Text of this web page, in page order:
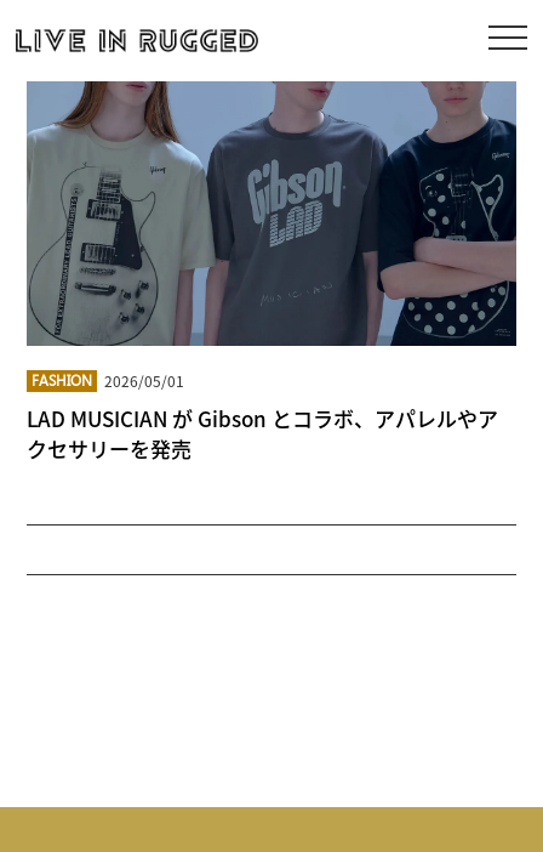
FASHION 2026/05/01
LAD MUSICIAN が Gibson とコラボ、アパレルやア
クセサリーを発売